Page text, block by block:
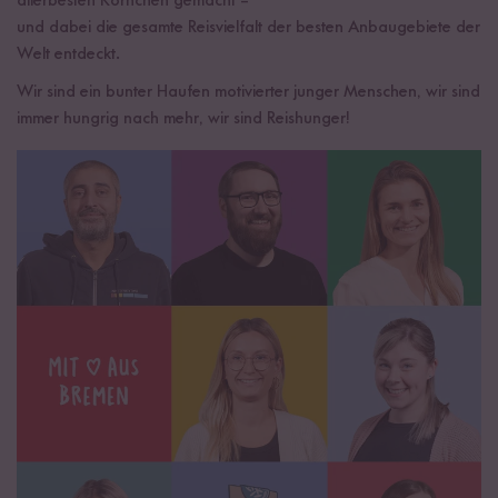
und dabei die gesamte Reisvielfalt der besten Anbaugebiete der
Welt entdeckt.
Wir sind ein bunter Haufen motivierter junger Menschen, wir sind
immer hungrig nach mehr, wir sind Reishunger!